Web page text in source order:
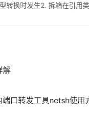
转换时发生2. 拆箱在引用
object obj = 1; 这行语句将
行
解
口转发工具netsh使用